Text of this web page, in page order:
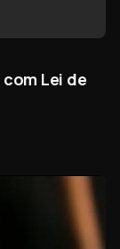
Lei de